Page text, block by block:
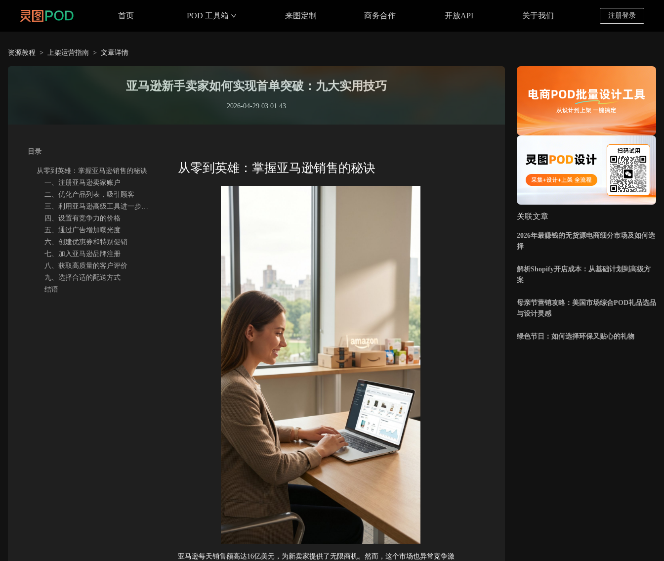
首页 POD 工具箱 来图定制 商务合作 开放API 关于我们 注册登录
资源教程 > 上架运营指南 > 文章详情
亚马逊新手卖家如何实现首单突破：九大实用技巧
2026-04-29 03:01:43
目录
从零到英雄：掌握亚马逊销售的秘诀
一、注册亚马逊卖家账户
二、优化产品列表，吸引顾客
三、利用亚马逊高级工具进一步优化
四、设置有竞争力的价格
五、通过广告增加曝光度
六、创建优惠券和特别促销
七、加入亚马逊品牌注册
八、获取高质量的客户评价
九、选择合适的配送方式
结语
从零到英雄：掌握亚马逊销售的秘诀
亚马逊每天销售额高达16亿美元，为新卖家提供了无限商机。然而，这个市场也异常竞争激
关联文章
2026年最赚钱的无货源电商细分市场及如何选
择
解析Shopify开店成本：从基础计划到高级方
案
母亲节营销攻略：美国市场综合POD礼品选品
与设计灵感
绿色节日：如何选择环保又贴心的礼物